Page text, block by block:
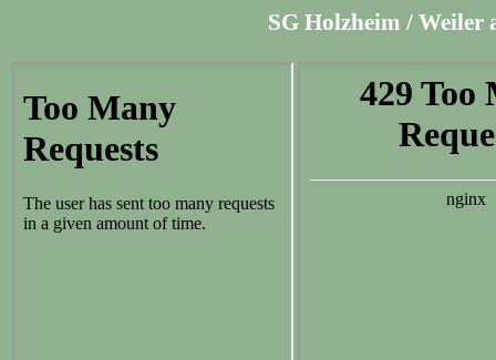
SG Holzheim / Weiler